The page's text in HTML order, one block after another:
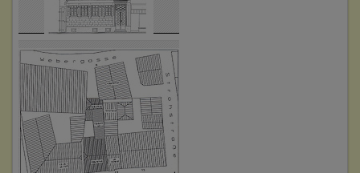
(1507)
Erbauung des Vorderhauses 1506/07 (d)
Betroffene Gebäudeteile:
keine
4. Bauphase:
(1549)
Erbauung des rückwärtigen, nördlichen Hofgebäudes